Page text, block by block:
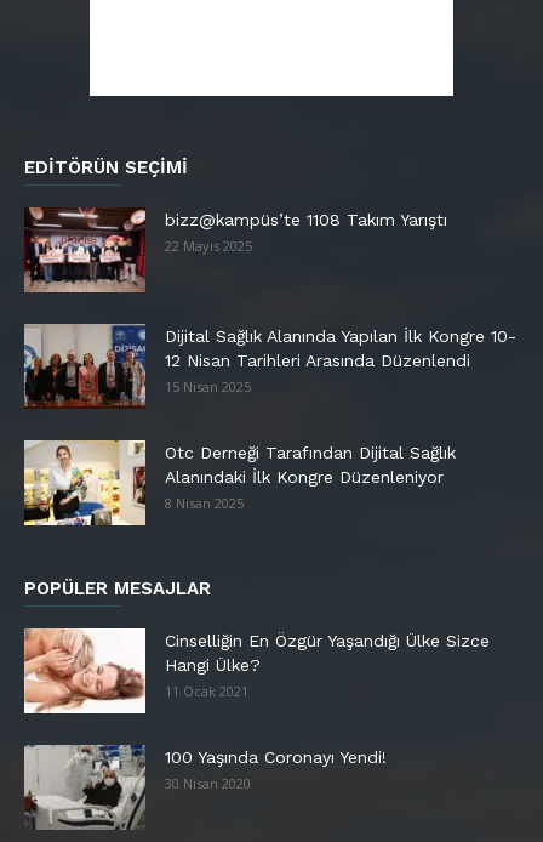
EDITÖRÜN SEÇIMI
bizz@kampüs’te 1108 Takım Yarıştı
22 Mayıs 2025
Dijital Sağlık Alanında Yapılan İlk Kongre 10-
12 Nisan Tarihleri Arasında Düzenlendi
15 Nisan 2025
Otc Derneği Tarafından Dijital Sağlık
Alanındaki İlk Kongre Düzenleniyor
8 Nisan 2025
POPÜLER MESAJLAR
Cinselliğin En Özgür Yaşandığı Ülke Sizce
Hangi Ülke?
11 Ocak 2021
100 Yaşında Coronayı Yendi!
30 Nisan 2020